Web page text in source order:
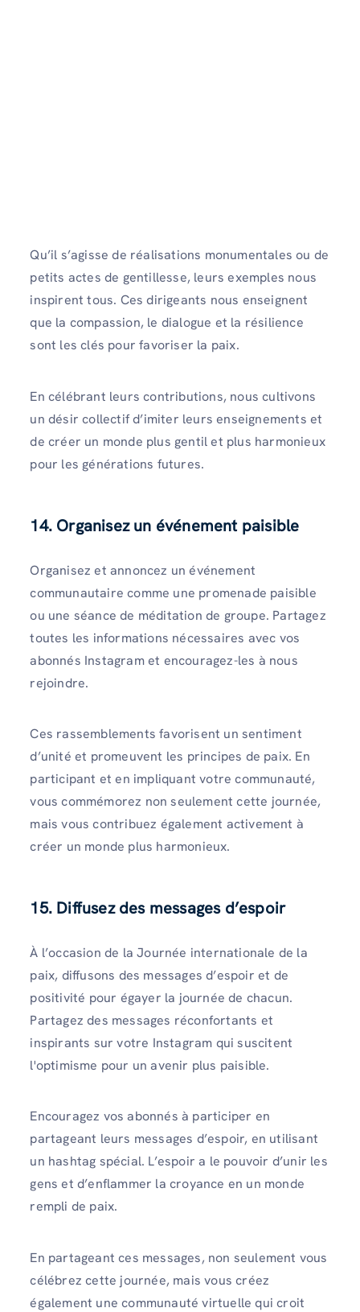
Qu’il s’agisse de réalisations monumentales ou de
petits actes de gentillesse, leurs exemples nous
inspirent tous. Ces dirigeants nous enseignent
que la compassion, le dialogue et la résilience
sont les clés pour favoriser la paix.
En célébrant leurs contributions, nous cultivons
un désir collectif d’imiter leurs enseignements et
de créer un monde plus gentil et plus harmonieux
pour les générations futures.
14. Organisez un événement paisible
Organisez et annoncez un événement
communautaire comme une promenade paisible
ou une séance de méditation de groupe. Partagez
toutes les informations nécessaires avec vos
abonnés Instagram et encouragez-les à nous
rejoindre.
Ces rassemblements favorisent un sentiment
d’unité et promeuvent les principes de paix. En
participant et en impliquant votre communauté,
vous commémorez non seulement cette journée,
mais vous contribuez également activement à
créer un monde plus harmonieux.
15. Diffusez des messages d’espoir
À l’occasion de la Journée internationale de la
paix, diffusons des messages d’espoir et de
positivité pour égayer la journée de chacun.
Partagez des messages réconfortants et
inspirants sur votre Instagram qui suscitent
l'optimisme pour un avenir plus paisible.
Encouragez vos abonnés à participer en
partageant leurs messages d’espoir, en utilisant
un hashtag spécial. L’espoir a le pouvoir d’unir les
gens et d’enflammer la croyance en un monde
rempli de paix.
En partageant ces messages, non seulement vous
célébrez cette journée, mais vous créez
également une communauté virtuelle qui croit